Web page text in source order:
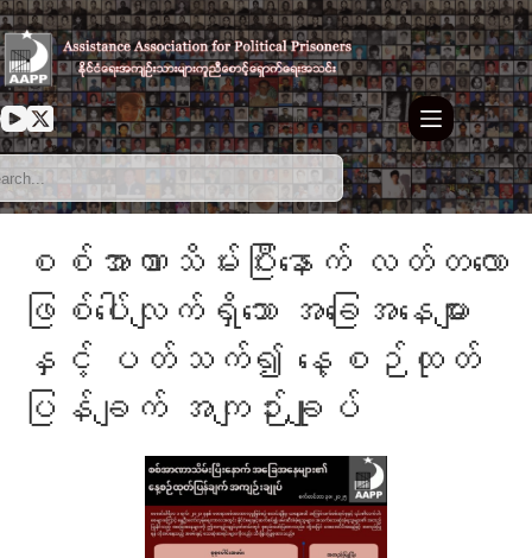
စစ်အာဏာသိမ်းပြီးနောက် လတ်တလော
ဖြစ်ပေါ်လျက်ရှိသော အခြေအနေများ
နှင့် ပတ်သက်၍ နေ့စဉ်ထုတ်
ပြန်ချက် အကျဉ်းချုပ်